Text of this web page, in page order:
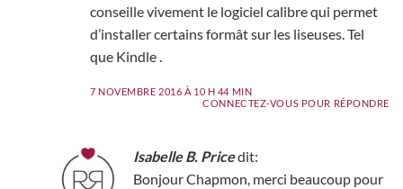
conseille vivement le logiciel calibre qui permet
d’installer certains formât sur les liseuses. Tel
que Kindle .
7 NOVEMBRE 2016 À 10 H 44 MIN
CONNECTEZ-VOUS POUR RÉPONDRE
Isabelle B. Pricedit:
Bonjour Chapmon, merci beaucoup pour